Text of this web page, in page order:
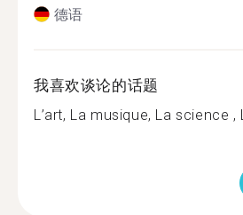
德语
我喜欢谈论的话题
L’art, La musique, La science ,